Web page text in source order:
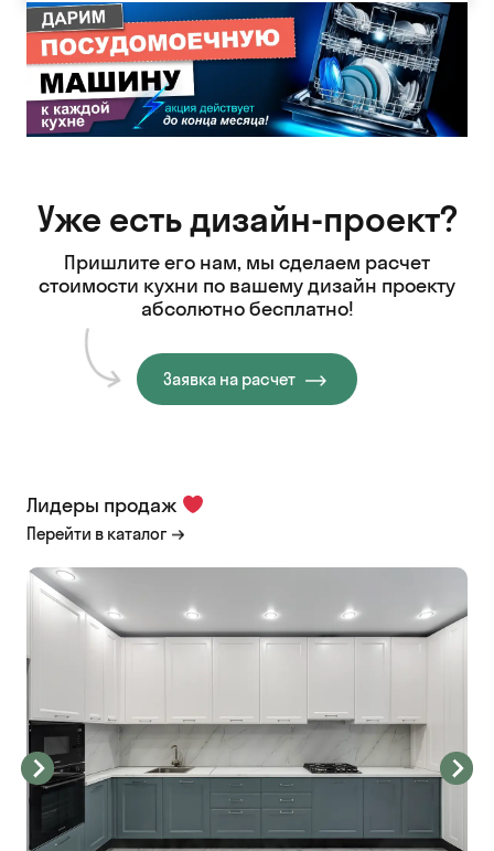
Уже есть дизайн-проект?
Пришлите его нам, мы сделаем расчет
стоимости кухни по вашему дизайн проекту
абсолютно бесплатно!
Заявка на расчет
Лидеры продаж
Перейти в каталог